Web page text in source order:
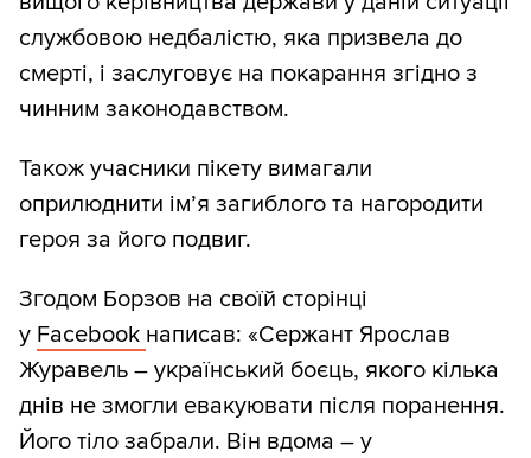
службовою недбалістю, яка призвела до
смерті, і заслуговує на покарання згідно з
чинним законодавством.
Також учасники пікету вимагали
оприлюднити ім’я загиблого та нагородити
героя за його подвиг.
Згодом Борзов на своїй сторінці
у Facebook написав: «Сержант Ярослав
Журавель – український боєць, якого кілька
днів не змогли евакуювати після поранення.
Його тіло забрали. Він вдома – у